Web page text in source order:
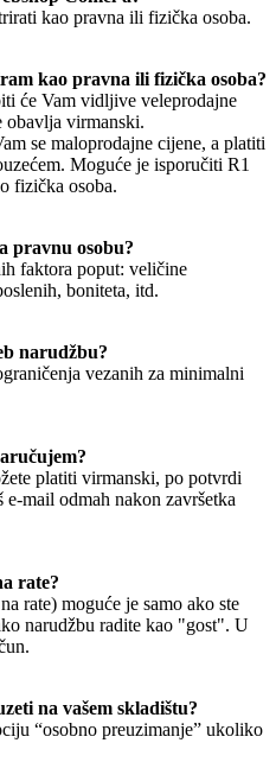
kao pravna ili fizička osoba.
kao pravna ili fizička osoba?
će Vam vidljive veleprodajne
obavlja virmanski.
se maloprodajne cijene, a platiti
Moguće je isporučiti R1
fizička osoba.
pravnu osobu?
faktora poput: veličine
boniteta, itd.
narudžbu?
vezanih za minimalni
platiti virmanski, po potvrdi
mail odmah nakon završetka
rate?
rate) moguće je samo ako ste
narudžbu radite kao "gost". U
na vašem skladištu?
“osobno preuzimanje” ukoliko